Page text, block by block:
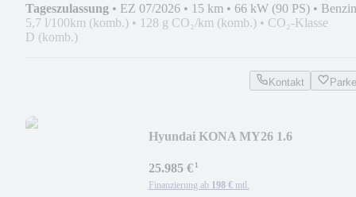
Tageszulassung • EZ 07/2026 • 15 km • 66 kW (90 PS) • Benzin
5,7 l/100km (komb.) • 128 g CO₂/km (komb.) • CO₂-Klasse
D (komb.)
Kontakt
Hyundai KONA MY26 1.6
25.985 €¹
Finanzierung ab 198 € mtl.